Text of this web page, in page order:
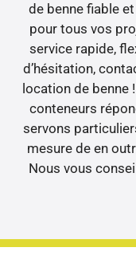
de benne fiable
pour tous vos
service rapide,
d’hésitation,
location de benne
conteneurs
servons
mesure de en
Nous vous